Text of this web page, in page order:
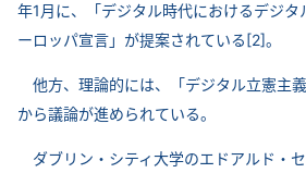
年1月に、「デジタル時代におけるデジタ
ーロッパ宣言」が提案されている[2]。
他方、理論的には、「デジタル立憲主
から議論が進められている。
ダブリン・シティ大学のエドアルド・